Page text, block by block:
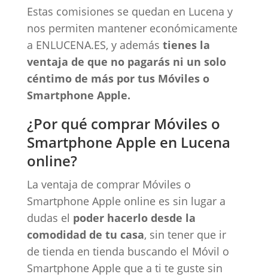
Estas comisiones se quedan en Lucena y
nos permiten mantener económicamente
a ENLUCENA.ES, y además tienes la
ventaja de que no pagarás ni un solo
céntimo de más por tus Móviles o
Smartphone Apple.
¿Por qué comprar Móviles o
Smartphone Apple en Lucena
online?
La ventaja de comprar Móviles o
Smartphone Apple online es sin lugar a
dudas el poder hacerlo desde la
comodidad de tu casa, sin tener que ir
de tienda en tienda buscando el Móvil o
Smartphone Apple que a ti te guste sin